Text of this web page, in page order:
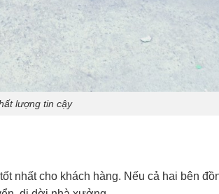
lượng tin cậy
nhất cho khách hàng. Nếu cả hai bên